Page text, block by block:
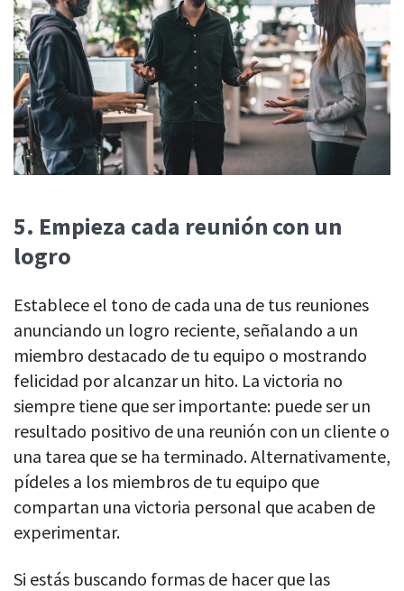
5. Empieza cada reunión con un
logro
Establece el tono de cada una de tus reuniones
anunciando un logro reciente, señalando a un
miembro destacado de tu equipo o mostrando
felicidad por alcanzar un hito. La victoria no
siempre tiene que ser importante: puede ser un
resultado positivo de una reunión con un cliente o
una tarea que se ha terminado. Alternativamente,
pídeles a los miembros de tu equipo que
compartan una victoria personal que acaben de
experimentar.
Si estás buscando formas de hacer que las